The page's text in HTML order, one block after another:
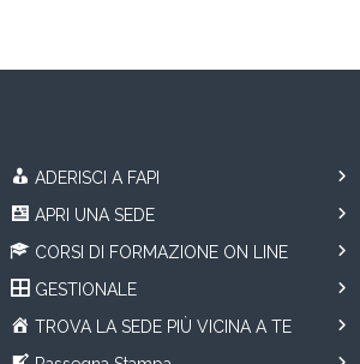
ADERISCI A FAPI
APRI UNA SEDE
CORSI DI FORMAZIONE ON LINE
GESTIONALE
TROVA LA SEDE PIÙ VICINA A TE